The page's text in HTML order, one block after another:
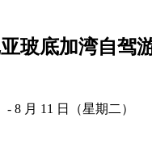
玻底加湾自驾
8 月 11 日（星期二）